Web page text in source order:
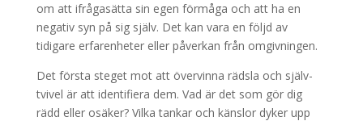
om att ifrågasätta sin egen förmåga och att ha en
negativ syn på sig själv. Det kan vara en följd av
tidigare erfarenheter eller påverkan från omgivningen.
Det första steget mot att övervinna rädsla och själv-
tvivel är att identifiera dem. Vad är det som gör dig
rädd eller osäker? Vilka tankar och känslor dyker upp